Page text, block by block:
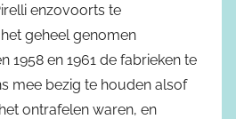
enzovoorts te
geheel genomen
1958 en 1961 de fabrieken te
mee bezig te houden alsof
ontrafelen waren, en